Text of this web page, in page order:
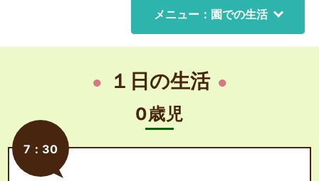
メニュー：園での生活
１日の生活
0歳児
7：30